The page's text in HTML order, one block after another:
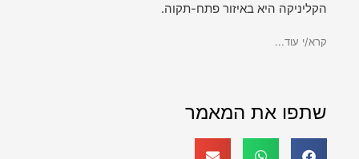
הקליניקה היא באיזור פתח-תקוה.
קרא/י עוד...
שתפו את המאמר